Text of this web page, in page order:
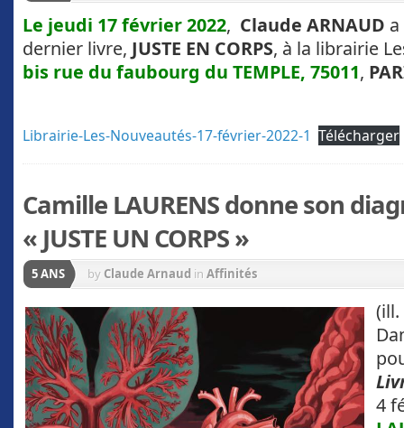
Le jeudi 17 février 2022, Claude ARNAUD
dernier livre, JUSTE EN CORPS, à la librairie
bis rue du faubourg du TEMPLE, 75011,
Librairie-Les-Nouveautés-17-février-2022-1 Télécharger
Camille LAURENS donne son
« JUSTE UN CORPS »
5 ANS by Claude Arnaud in Affinités
4